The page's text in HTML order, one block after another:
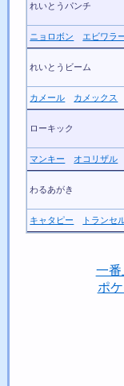
れいとうパンチ
ニョロボン エビワラ
れいとうビーム
カメール カメックス
ローキック
マンキー オコリザル
わるあがき
キャタピー トランセ
一番
ポ